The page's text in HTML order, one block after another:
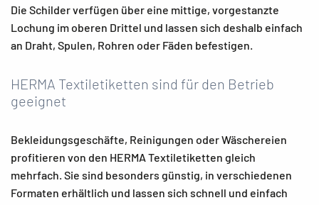
Die Schilder verfügen über eine mittige, vorgestanzte
Lochung im oberen Drittel und lassen sich deshalb einfach
an Draht, Spulen, Rohren oder Fäden befestigen.
HERMA Textiletiketten sind für den Betrieb
geeignet
Bekleidungsgeschäfte, Reinigungen oder Wäschereien
profitieren von den HERMA Textiletiketten gleich
mehrfach. Sie sind besonders günstig, in verschiedenen
Formaten erhältlich und lassen sich schnell und einfach